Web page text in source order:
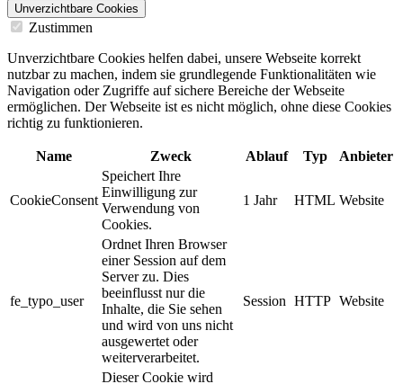
Unverzichtbare Cookies
Zustimmen
Unverzichtbare Cookies helfen dabei, unsere Webseite korrekt
nutzbar zu machen, indem sie grundlegende Funktionalitäten wie
Navigation oder Zugriffe auf sichere Bereiche der Webseite
ermöglichen. Der Webseite ist es nicht möglich, ohne diese Cookies
richtig zu funktionieren.
Name Zweck Ablauf Typ Anbieter
CookieConsent
Speichert Ihre
Einwilligung zur
Verwendung von
Cookies.
1 Jahr HTML Website
fe_typo_user
Ordnet Ihren Browser
einer Session auf dem
Server zu. Dies
beeinflusst nur die
Inhalte, die Sie sehen
und wird von uns nicht
ausgewertet oder
weiterverarbeitet.
Session HTTP Website
Dieser Cookie wird